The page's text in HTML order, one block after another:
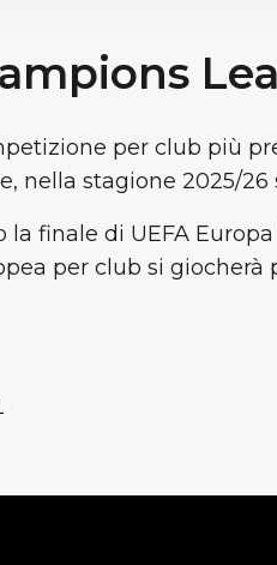
per club più
nella stagione 2025/26
la finale di UEFA
per club si